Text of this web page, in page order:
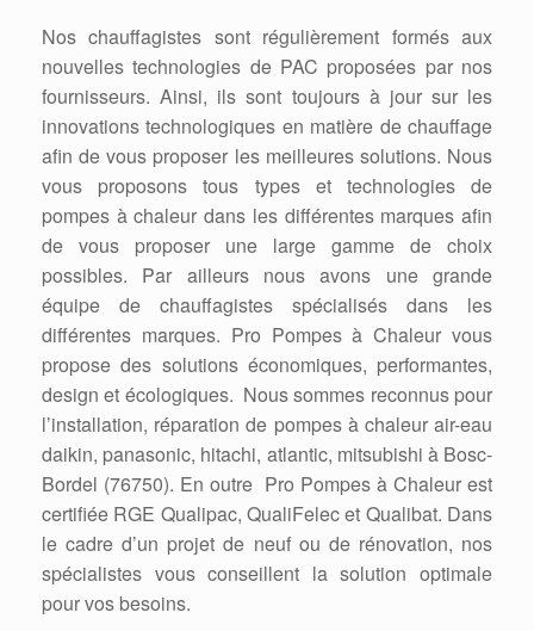
Nos chauffagistes sont régulièrement formés aux
nouvelles technologies de PAC proposées par nos
fournisseurs. Ainsi, ils sont toujours à jour sur les
innovations technologiques en matière de chauffage
afin de vous proposer les meilleures solutions. Nous
vous proposons tous types et technologies de
pompes à chaleur dans les différentes marques afin
de vous proposer une large gamme de choix
possibles. Par ailleurs nous avons une grande
équipe de chauffagistes spécialisés dans les
différentes marques. Pro Pompes à Chaleur vous
propose des solutions économiques, performantes,
design et écologiques. Nous sommes reconnus pour
l’installation, réparation de pompes à chaleur air-eau
daikin, panasonic, hitachi, atlantic, mitsubishi à Bosc-
Bordel (76750). En outre Pro Pompes à Chaleur est
certifiée RGE Qualipac, QualiFelec et Qualibat. Dans
le cadre d’un projet de neuf ou de rénovation, nos
spécialistes vous conseillent la solution optimale
pour vos besoins.